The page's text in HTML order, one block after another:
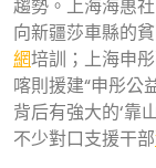
趨勢。上海海惠
向新疆莎車縣的
網培訓；上海申
喀則援建“申彤公
背后有強大的‘靠
不少對口支援干部